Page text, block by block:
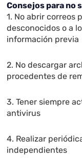
Consejos para no
1. No abrir correos
desconocidos o a
información previa
2. No descargar
procedentes de
3. Tener siempre
antivirus
4. Realizar
independientes